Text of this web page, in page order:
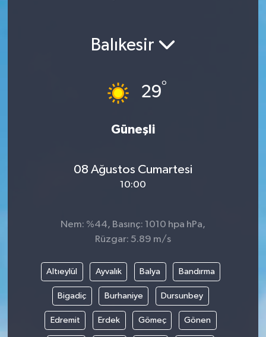
Balıkesir
29°
Güneşli
08 Ağustos Cumartesi
10:00
Nem: %44, Basınç: 1010 hpa hPa,
Rüzgar: 5.89 m/s
Altıeylül Ayvalık Balya Bandırma
Bigadiç Burhaniye Dursunbey
Edremit Erdek Gömeç Gönen